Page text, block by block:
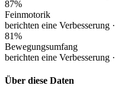
87%
Feinmotorik
berichten eine Verbesserung ·
81%
Bewegungsumfang
berichten eine Verbesserung ·
Über diese Daten